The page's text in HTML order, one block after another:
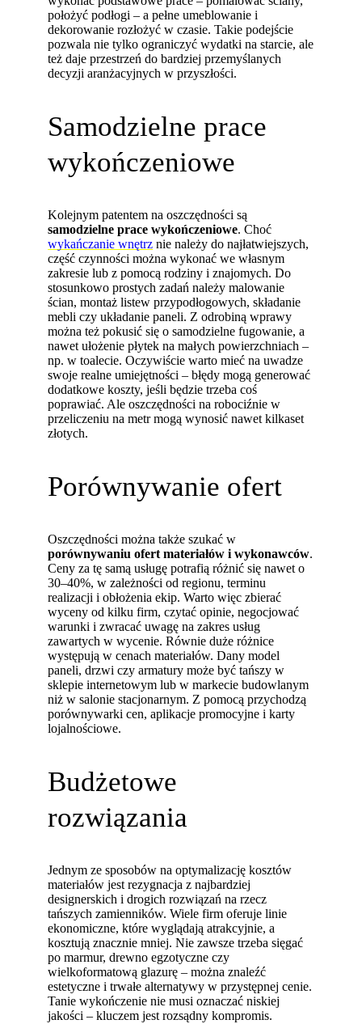
położyć podłogi – a pełne umeblowanie i
dekorowanie rozłożyć w czasie. Takie podejście
pozwala nie tylko ograniczyć wydatki na starcie, ale
też daje przestrzeń do bardziej przemyślanych
decyzji aranżacyjnych w przyszłości.
Samodzielne prace
wykończeniowe
Kolejnym patentem na oszczędności są
samodzielne prace wykończeniowe. Choć
wykańczanie wnętrz nie należy do najłatwiejszych,
część czynności można wykonać we własnym
zakresie lub z pomocą rodziny i znajomych. Do
stosunkowo prostych zadań należy malowanie
ścian, montaż listew przypodłogowych, składanie
mebli czy układanie paneli. Z odrobiną wprawy
można też pokusić się o samodzielne fugowanie, a
nawet ułożenie płytek na małych powierzchniach –
np. w toalecie. Oczywiście warto mieć na uwadze
swoje realne umiejętności – błędy mogą generować
dodatkowe koszty, jeśli będzie trzeba coś
poprawiać. Ale oszczędności na robociźnie w
przeliczeniu na metr mogą wynosić nawet kilkaset
złotych.
Porównywanie ofert
Oszczędności można także szukać w
porównywaniu ofert materiałów i wykonawców.
Ceny za tę samą usługę potrafią różnić się nawet o
30–40%, w zależności od regionu, terminu
realizacji i obłożenia ekip. Warto więc zbierać
wyceny od kilku firm, czytać opinie, negocjować
warunki i zwracać uwagę na zakres usług
zawartych w wycenie. Równie duże różnice
występują w cenach materiałów. Dany model
paneli, drzwi czy armatury może być tańszy w
sklepie internetowym lub w markecie budowlanym
niż w salonie stacjonarnym. Z pomocą przychodzą
porównywarki cen, aplikacje promocyjne i karty
lojalnościowe.
Budżetowe
rozwiązania
Jednym ze sposobów na optymalizację kosztów
materiałów jest rezygnacja z najbardziej
designerskich i drogich rozwiązań na rzecz
tańszych zamienników. Wiele firm oferuje linie
ekonomiczne, które wyglądają atrakcyjnie, a
kosztują znacznie mniej. Nie zawsze trzeba sięgać
po marmur, drewno egzotyczne czy
wielkoformatową glazurę – można znaleźć
estetyczne i trwałe alternatywy w przystępnej cenie.
Tanie wykończenie nie musi oznaczać niskiej
jakości – kluczem jest rozsądny kompromis.